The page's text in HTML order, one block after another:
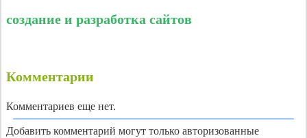
создание и разработка сайтов
Комментарии
Комментариев еще нет.
Добавить комментарий могут только авторизованные